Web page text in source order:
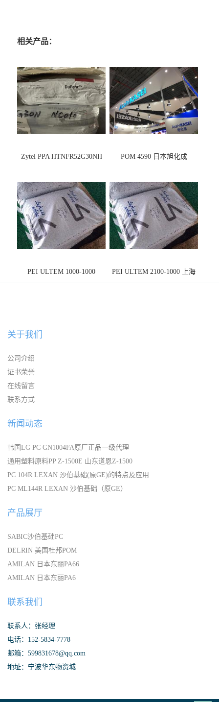
相关产品：
Zytel PPA HTNFR52G30NH POM 4590 日本旭化成
PEI ULTEM 1000-1000
PEI ULTEM 2100-1000 上海
关于我们
公司介绍
证书荣誉
在线留言
联系方式
新闻动态
韩国LG PC GN1004FA原厂正品一级代理
通用塑料原料PP Z-1500E 山东道恩Z-1500
PC 104R LEXAN 沙伯基础(原GE)的特点及应用
PC ML144R LEXAN 沙伯基础（原GE）
产品展厅
SABIC沙伯基础PC
DELRIN 美国杜邦POM
AMILAN 日本东丽PA66
AMILAN 日本东丽PA6
联系我们
联系人：张经理
电话：152-5834-7778
邮箱：599831678@qq.com
地址：宁波华东物资城